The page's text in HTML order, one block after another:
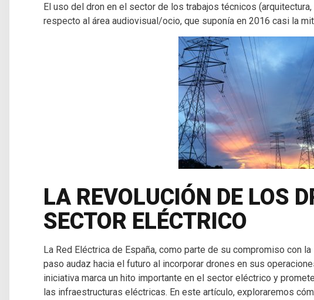
El uso del dron en el sector de los trabajos técnicos
respecto al área audiovisual/ocio, que suponía en 2016 casi la
LA REVOLUCIÓN DE LOS
SECTOR ELÉCTRICO
La Red Eléctrica de España, como parte de su compromiso con
paso audaz hacia el futuro al incorporar drones en sus
iniciativa marca un hito importante en el sector eléctrico y
las infraestructuras eléctricas. En este artículo, exploraremos